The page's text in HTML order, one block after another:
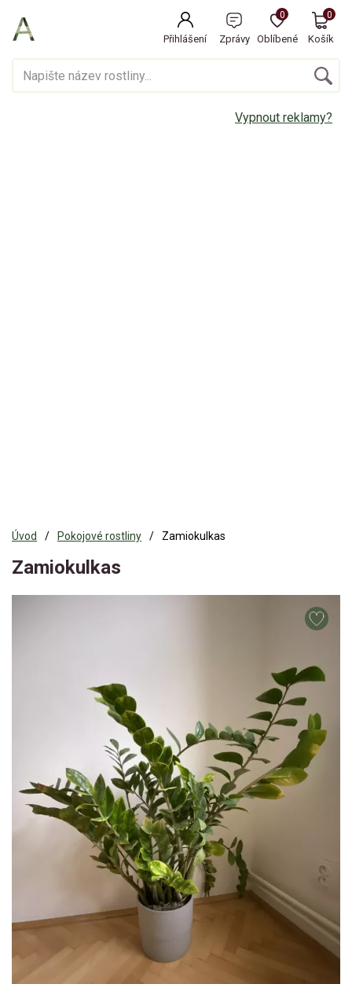
Přihlášení Zprávy Oblíbené
0
Košík
0
Vypnout reklamy?
Úvod Pokojové rostliny Zamiokulkas
Zamiokulkas